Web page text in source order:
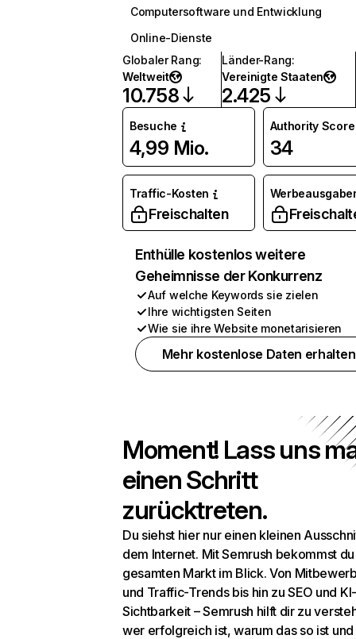
Computersoftware und Entwicklung
Online-Dienste
Globaler Rang:
Weltweit
10.758
Länder-Rang:
Vereinigte Staaten
2.425
Besuche
4,99 Mio.
Authority Score
34
Traffic-Kosten
Freischalten
Enthülle kostenlos weitere
Geheimnisse der Konkurrenz
Auf welche Keywords sie zielen
Ihre wichtigsten Seiten
Wie sie ihre Website monetarisieren
Mehr kostenlose Daten erhalten
Moment! Lass uns
einen Schritt
zurücktreten.
Du siehst hier nur einen kleinen
dem Internet. Mit Semrush bekommst
gesamten Markt im Blick. Von
und Traffic-Trends bis hin zu SEO und KI-
Sichtbarkeit – Semrush hilft dir zu
wer erfolgreich ist, warum das so ist